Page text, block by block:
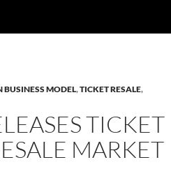
BUSINESS MODEL,TICKET RESALE,
TICKET
MARKET